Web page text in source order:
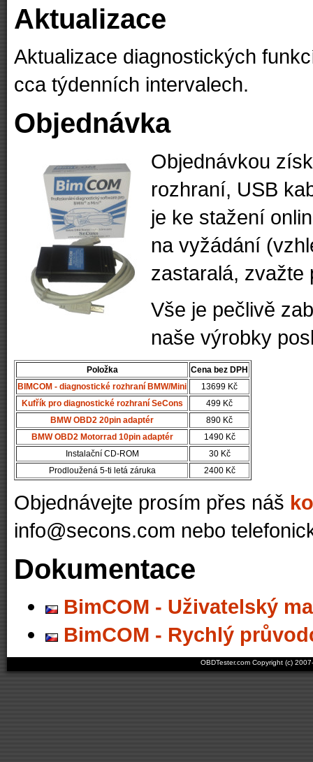
Aktualizace
Aktualizace diagnostických
cca týdenních intervalech.
Objednávka
Objednávkou
rozhraní, USB
je ke stažení
na vyžádání
zastaralá, zvažte
Vše je pečlivě
naše výrobky
Položka
Cena bez DPH
BIMCOM - diagnostické rozhraní BMW/Mini
13699 Kč
Kufřík pro diagnostické rozhraní SeCons
499 Kč
BMW OBD2 20pin adaptér
890 Kč
BMW OBD2 Motorrad 10pin adaptér
1490 Kč
Instalační CD-ROM
30 Kč
Prodloužená 5-ti letá záruka
2400 Kč
Objednávejte prosím přes náš
info@secons.com nebo
Dokumentace
BimCOM - Uživatelský
BimCOM - Rychlý
OBDTester.com Copyright (c)